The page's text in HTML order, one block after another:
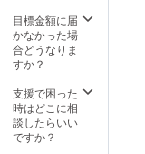
※7月12
日のア
クティ
用は含
まれて
おりま
せん。
3日) C)
当日の
ポス
ヤーへ
のロ
ゴ、情
報紹介
ト個別
撮影権
⑥堀江
しのサ
イン入
り
NEKO
ホテ
ル】に
ご宿泊
（原則
日とさ
せてい
ただき
ます。
目標金額に届
かなかった場
合どうなりま
すか？
支援で困った
時はどこに相
談したらいい
ですか？